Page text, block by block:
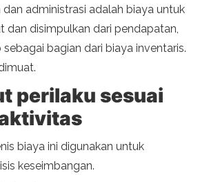
dan administrasi adalah biaya untuk
dan disimpulkan dari pendapatan,
bagian dari biaya inventaris.
perilaku sesuai
biaya ini digunakan untuk
keseimbangan.